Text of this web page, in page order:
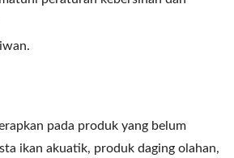
pada produk yang belum
ikan akuatik, produk daging olahan,